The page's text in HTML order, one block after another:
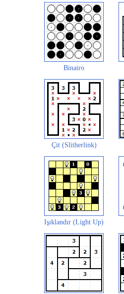
Binairo
Çit (Slitherlink)
Işıklandır (Light Up)